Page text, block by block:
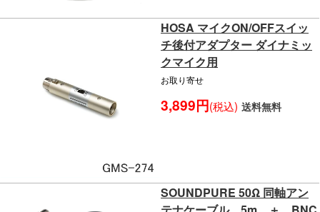
HOSA マイクON/OFFスイッ
チ後付アダプター ダイナミッ
クマイク用
お取り寄せ
3,899円(税込) 送料無料
SOUNDPURE 50Ω 同軸アン